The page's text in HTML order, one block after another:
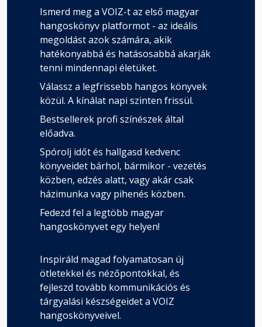
Ismerd meg a VOIZ-t az első magyar
hangoskönyv platformot - az ideális
megoldást azok számára, akik
hatékonyabbá és hatásosabbá akarják
tenni mindennapi életüket.
Válassz a legfrissebb hangos könyvek
közül. A kínálat napi szinten frissül.
Bestsellerek profi színészek által
előadva.
Spórolj időt és hallgasd kedvenc
könyveidet bárhol, bármikor - vezetés
közben, edzés alatt, vagy akár csak
házimunka vagy pihenés közben.
Fedezd fel a legtöbb magyar
hangoskönyvet egy helyen!
Inspiráld magad folyamatosan új
ötletekkel és nézőpontokkal, és
fejleszd tovább kommunikációs és
tárgyalási készségeidet a VOIZ
hangoskönyveivel.